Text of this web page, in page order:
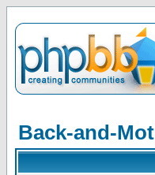
Back-and-